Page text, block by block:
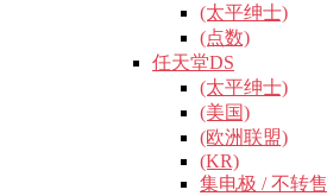
(太平绅士)
(点数)
任天堂DS
(太平绅士)
(美国)
(欧洲联盟)
(KR)
集电极 / 不转售